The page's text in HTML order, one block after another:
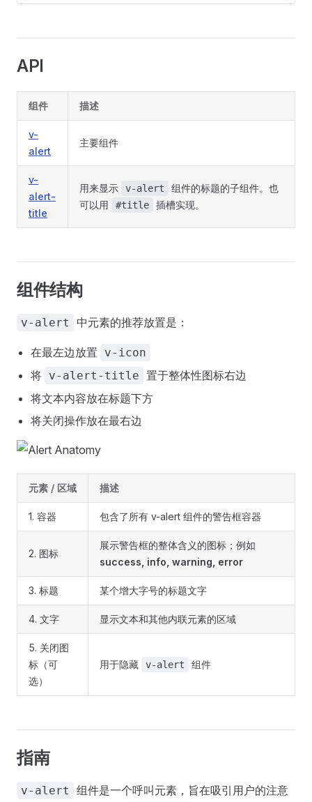
API
组件 描述
v-
alert
主要组件
v-
alert-
title
用来显示 v-alert
组件的标题的子组件。也
可以用
#title 插槽实现。
组件结构
v-alert 中元素的推荐放置是：
在最左边放置 v-icon
将 v-alert-title 置于整体性图标右边
将文本内容放在标题下方
将关闭操作放在最右边
元素 / 区域 描述
1. 容器 包含了所有 v-alert 组件的警告框容器
2. 图标
展示警告框的整体含义的图标；例如
success, info, warning, error
3. 标题 某个增大字号的标题文字
4. 文字 显示文本和其他内联元素的区域
5. 关闭图
标（可
选）
用于隐藏 v-alert 组件
指南
v-alert
组件是一个呼叫元素，旨在吸引用户的注意